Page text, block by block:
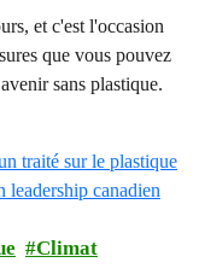
et c'est l'occasion
que vous pouvez
sans plastique.
Climat